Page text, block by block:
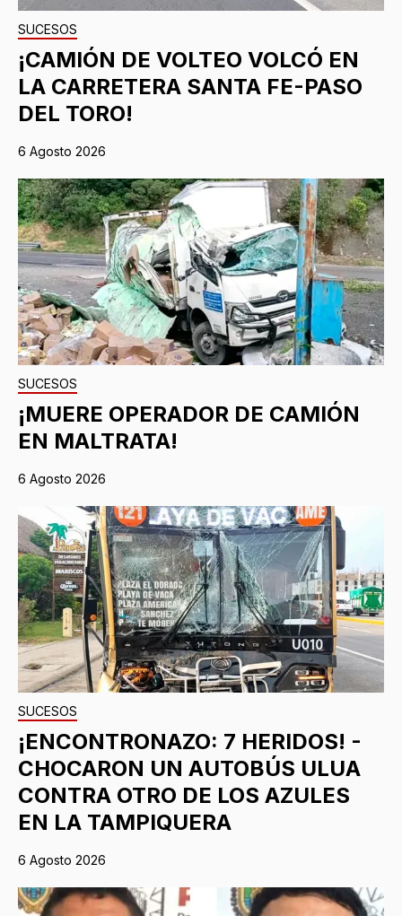
SUCESOS
¡CAMIÓN DE VOLTEO VOLCÓ EN
LA CARRETERA SANTA FE-PASO
DEL TORO!
6 Agosto 2026
SUCESOS
¡MUERE OPERADOR DE CAMIÓN
EN MALTRATA!
6 Agosto 2026
SUCESOS
¡ENCONTRONAZO: 7 HERIDOS! -
CHOCARON UN AUTOBÚS ULUA
CONTRA OTRO DE LOS AZULES
EN LA TAMPIQUERA
6 Agosto 2026